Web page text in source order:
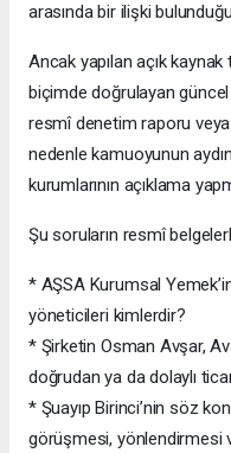
arasında bir ilişki
Ancak yapılan açık
biçimde doğrulayan
resmî denetim raporu veya
nedenle kamuoyunun
kurumlarının açıklama
Şu soruların resmî
* AŞSA Kurumsal
yöneticileri kimlerdir?
* Şirketin Osman Avşar,
doğrudan ya da dolaylı
* Şuayıp Birinci’nin söz
görüşmesi, yönlendirmesi